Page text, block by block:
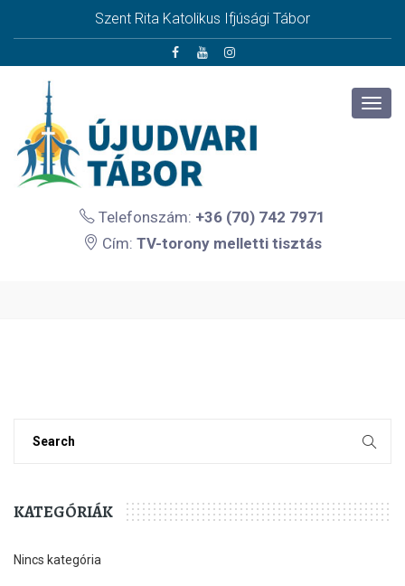
Szent Rita Katolikus Ifjúsági Tábor
Telefonszám: +36 (70) 742 7971
Cím: TV-torony melletti tisztás
KATEGÓRIÁK
Nincs kategória